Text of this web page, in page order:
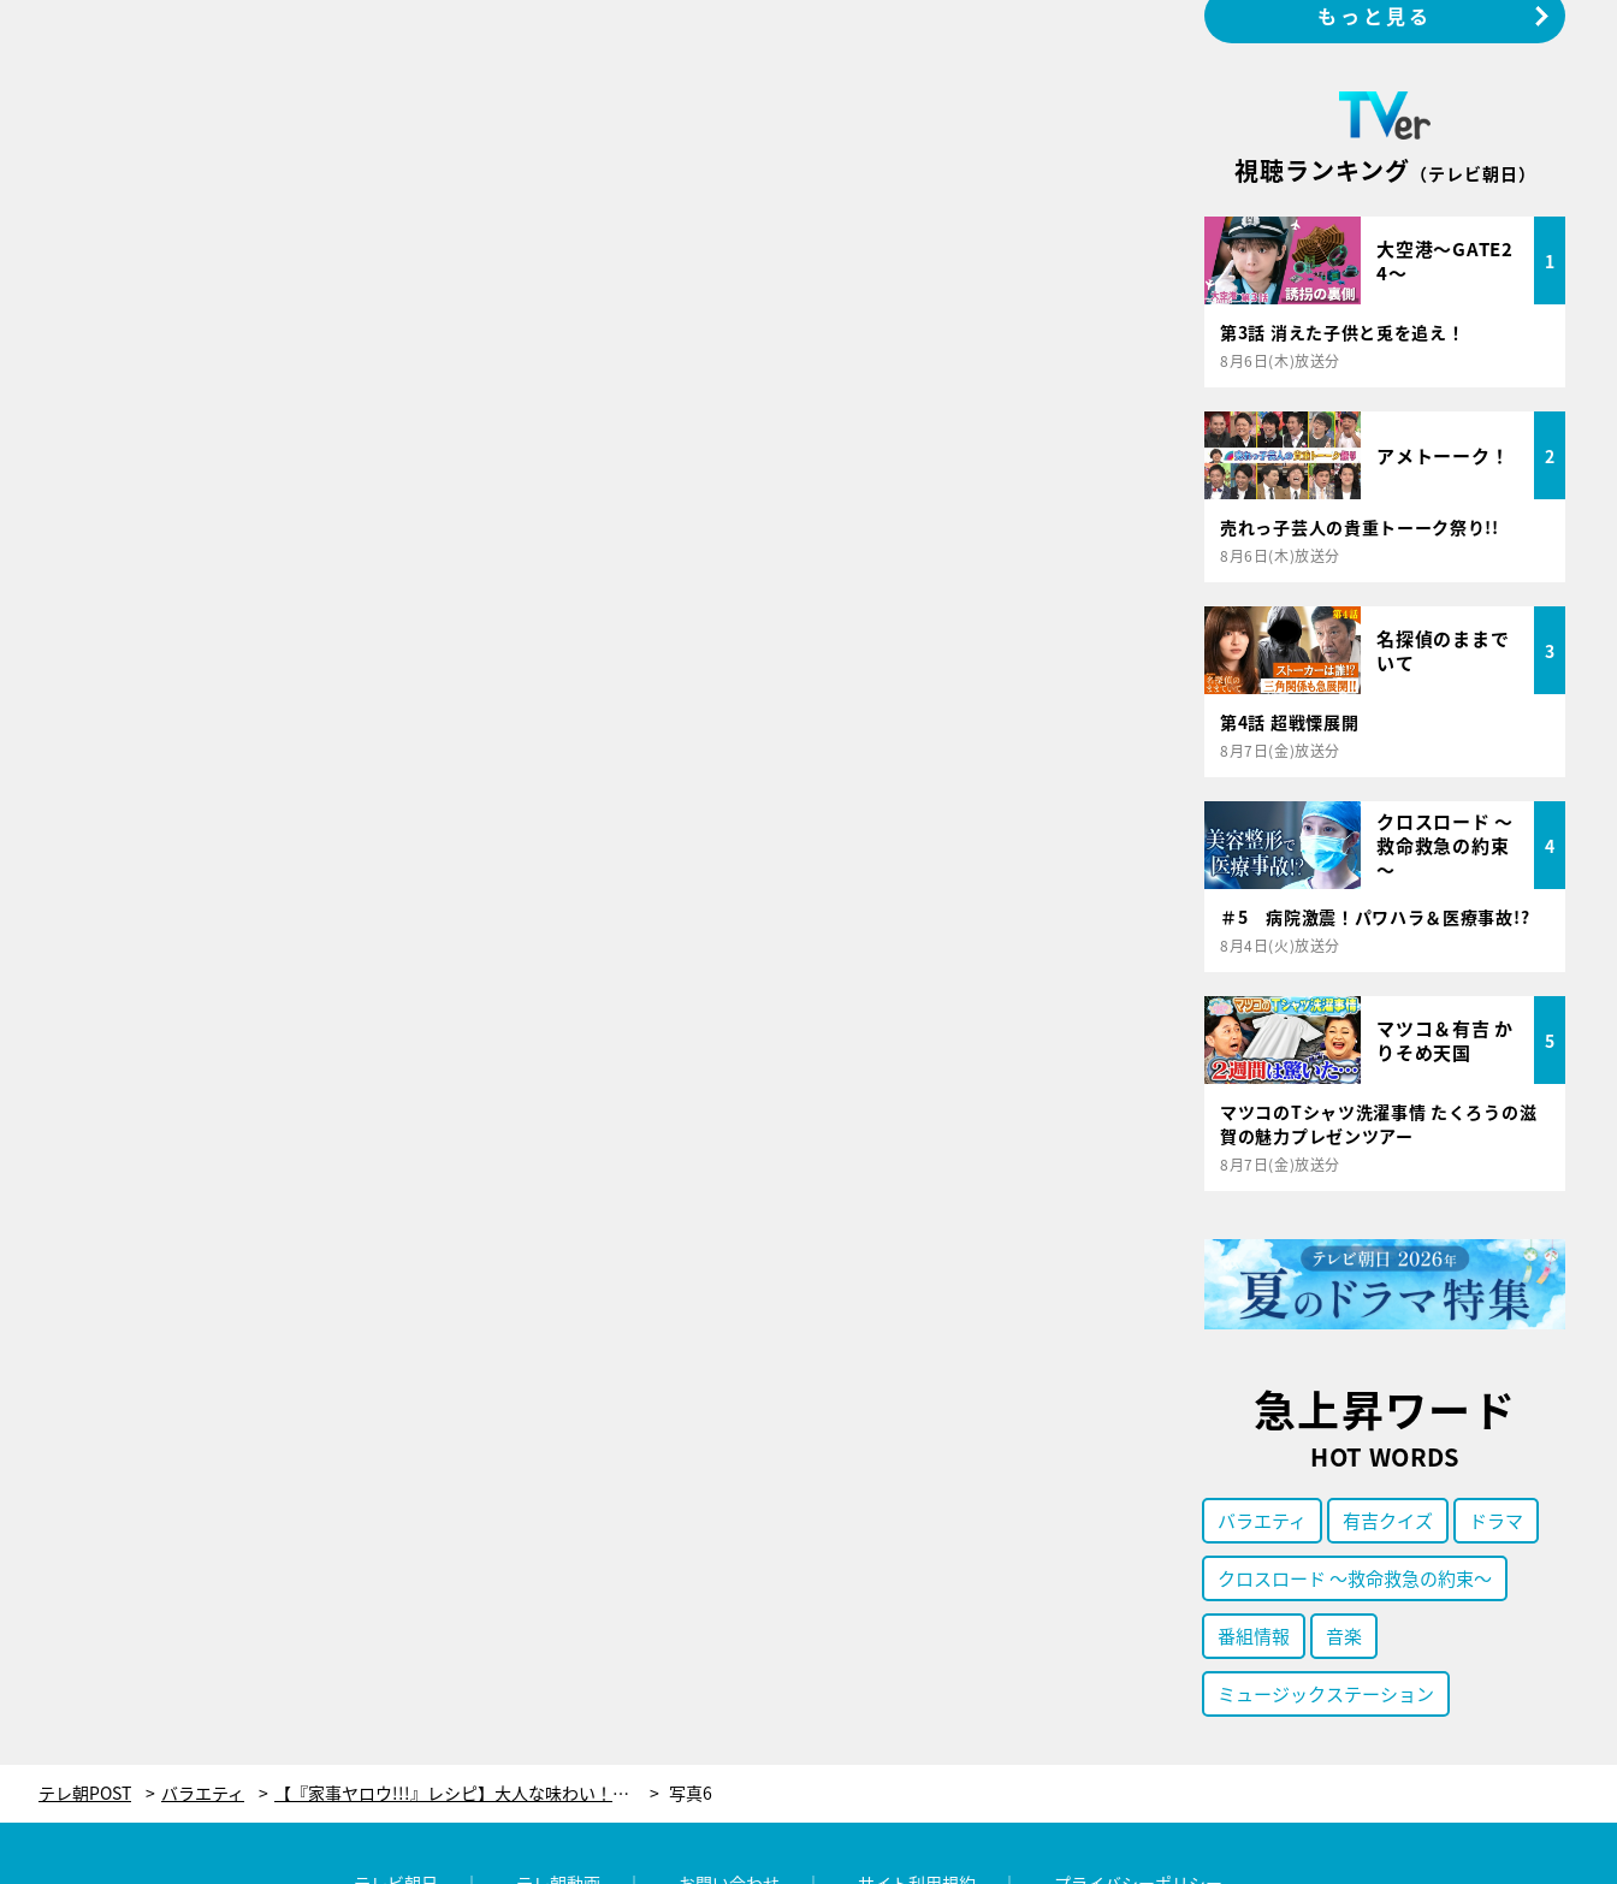
もっと見る
視聴ランキング （テレビ朝日）
大空港～GATE2
4～
1
第3話 消えた子供と兎を追え！
8月6日(木)放送分
アメトーーク！ 2
売れっ子芸人の貴重トーーク祭り!!
8月6日(木)放送分
名探偵のままで
いて
3
第4話 超戦慄展開
8月7日(金)放送分
クロスロード ～
救命救急の約束
～
4
＃5 病院激震！パワハラ＆医療事故!?
8月4日(火)放送分
マツコ＆有吉 か
りそめ天国
5
マツコのTシャツ洗濯事情 たくろうの滋
賀の魅力プレゼンツアー
8月7日(金)放送分
急上昇ワード
HOT WORDS
バラエティ 有吉クイズ ドラマ
クロスロード ～救命救急の約束～
番組情報 音楽
ミュージックステーション
テレ朝POST バラエティ 【『家事ヤロウ!!!』レシピ】大人な味わい！黒柳徹子がおいしすぎて忘れられない「炎のアイスケーキ」 写真6